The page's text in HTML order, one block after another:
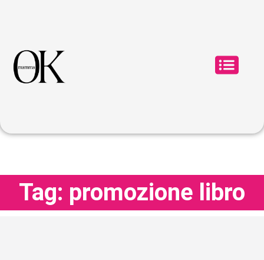
Tag: promozione libro